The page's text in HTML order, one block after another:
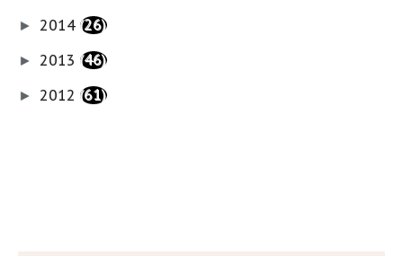
► 2014 (26)
► 2013 (46)
► 2012 (61)